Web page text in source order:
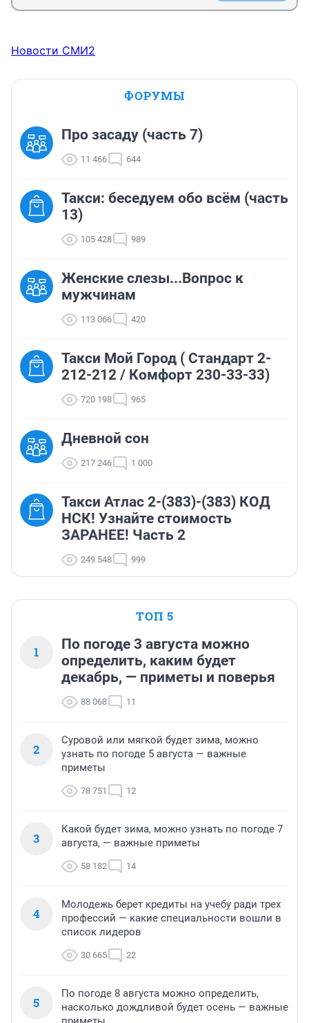
Новости СМИ2
ФОРУМЫ
Про засаду (часть 7)
11 466 644
Такси: беседуем обо всём (часть
13)
105 428 989
Женские слезы...Вопрос к
мужчинам
113 066 420
Такси Мой Город ( Стандарт 2-
212-212 / Комфорт 230-33-33)
720 198 965
Дневной сон
217 246 1 000
Такси Атлас 2-(383)-(383) КОД
НСК! Узнайте стоимость
ЗАРАНЕЕ! Часть 2
249 548 999
ТОП 5
1
По погоде 3 августа можно
определить, каким будет
декабрь, — приметы и поверья
88 068 11
2
Суровой или мягкой будет зима, можно
узнать по погоде 5 августа — важные
приметы
78 751 12
3
Какой будет зима, можно узнать по погоде 7
августа, — важные приметы
58 182 14
4
Молодежь берет кредиты на учебу ради трех
профессий — какие специальности вошли в
список лидеров
30 665 22
5
По погоде 8 августа можно определить,
насколько дождливой будет осень — важные